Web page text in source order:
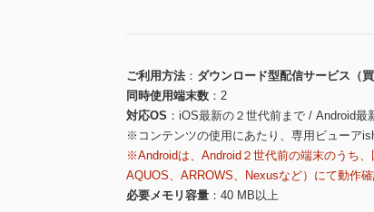
ご利用方法
ダウンロード型配信サービス（買
同時使用端末数
2
対応OS
iOS最新の２世代前まで / Android最
※コンテンツの使用にあたり、専用ビューア
※Androidは、Android２世代前の端末のうち
AQUOS、ARROWS、Nexusなど）にて動作
必要メモリ容量
40 MB以上